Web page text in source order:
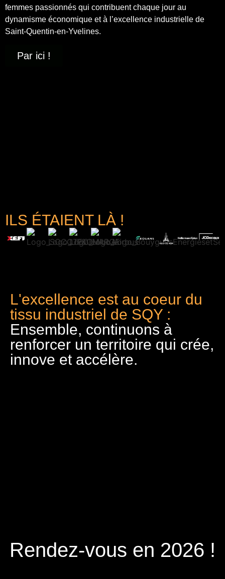
femmes passionnés qui contribuent chaque jour au
dynamisme économique et à l’excellence industrielle de
Saint-Quentin-en-Yvelines.
Par ici !
ILS ÉTAIENT LÀ !
L'excellence est au coeur du
tissu industriel de SQY :
Ensemble, continuons à
renforcer un territoire qui crée,
innove et accélère.
Rendez-vous en 2026 !